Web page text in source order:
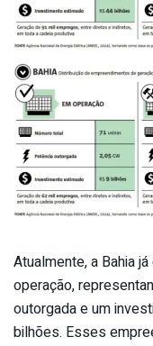
Atualmente, a Bahia
operação,
outorgada e um
bilhões. Esses